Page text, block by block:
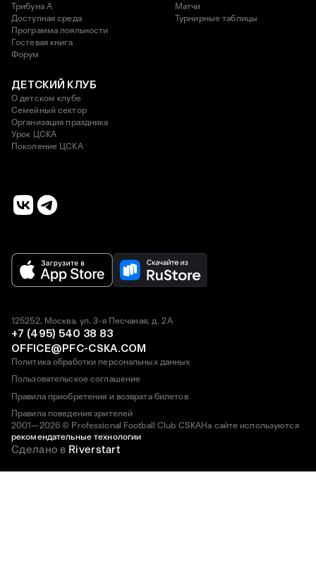
Трибуна А
Доступная среда
Программа лояльности
Гостевая книга
Форум
Матчи
Турнирные таблицы
ДЕТСКИЙ КЛУБ
О детском клубе
Семейный сектор
Организация праздника
Урок ЦСКА
Поколение ЦСКА
2001—2026 © Professional Football Club CSKAНа сайте используются
рекомендательные технологии
125252, Москва, ул. 3-я Песчаная, д. 2А
+7 (495) 540 38 83
OFFICE@PFC-CSKA.COM
Политика обработки персональных данных
Пользовательское соглашение
Правила приобретения и возврата билетов
Правила поведения зрителей
Сделано в Riverstart